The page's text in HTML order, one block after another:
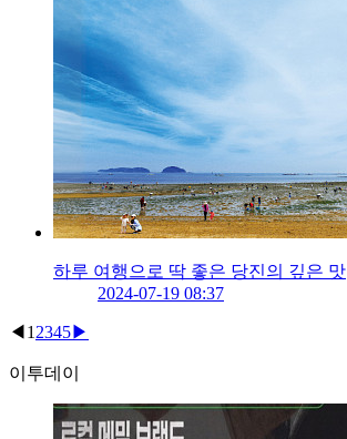
하루 여행으로 딱 좋은 당진의 깊은 맛
2024-07-19 08:37
◀ 1 2345▶
이투데이